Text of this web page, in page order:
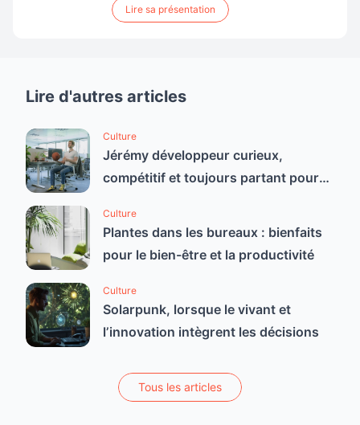
Lire sa présentation
Lire d'autres articles
Culture
Jérémy développeur curieux,
compétitif et toujours partant pour
Culture
Plantes dans les bureaux : bienfaits
pour le bien-être et la productivité
Culture
Solarpunk, lorsque le vivant et
l’innovation intègrent les décisions
Tous les articles